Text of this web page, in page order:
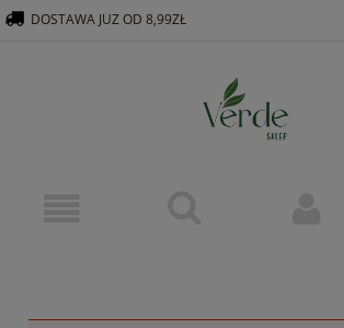
DOSTAWA JUZ OD 8,99ZŁ